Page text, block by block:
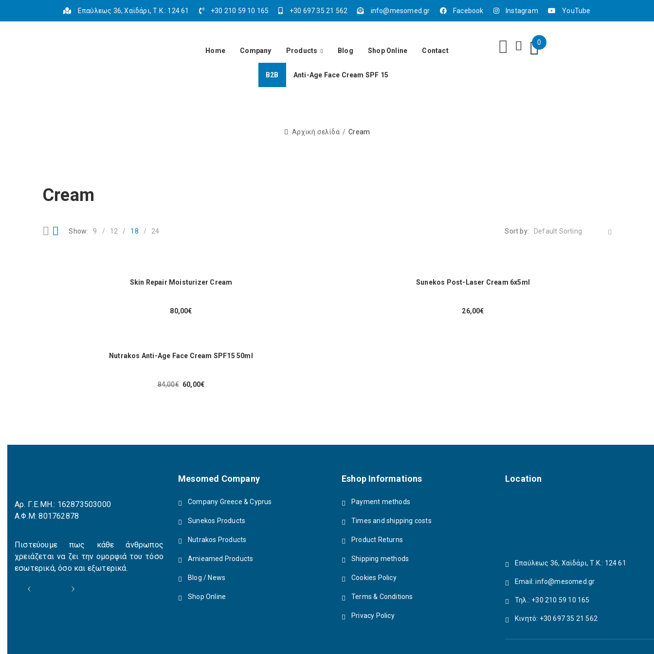
Επαύλεως 36, Χαϊδάρι, Τ.Κ.: 124 61 +30 210 59 10 165 +30 697 35 21 562 info@mesomed.gr Facebook Instagram YouTube
Home Company Products Blog Shop Online Contact
Β2Β Anti-Age Face Cream SPF 15
0
Αρχική σελίδα Cream
Cream
Show: 9 12 18 24 Sort by: Default Sorting
Skin Repair Moisturizer Cream
80,00€
Sunekos Post-Laser Cream 6x5ml
26,00€
Nutrakos Anti-Age Face Cream SPF15 50ml
84,00€ 60,00€
Αρ. Γ.Ε.ΜΗ.: 162873503000
Α.Φ.Μ: 801762878
Πιστεύουμε πως κάθε άνθρωπος
χρειάζεται να ζει την ομορφιά του τόσο
εσωτερικά, όσο και εξωτερικά.
Mesomed Company
Company Greece & Cyprus
Sunekos Products
Nutrakos Products
Amieamed Products
Blog / News
Shop Online
Eshop Informations
Payment methods
Times and shipping costs
Product Returns
Shipping methods
Cookies Policy
Terms & Conditions
Privacy Policy
Location
Επαύλεως 36, Χαϊδάρι, Τ.Κ.: 124 61
Email:info@mesomed.gr
Τηλ.: +30 210 59 10 165
Κινητό: +30 697 35 21 562